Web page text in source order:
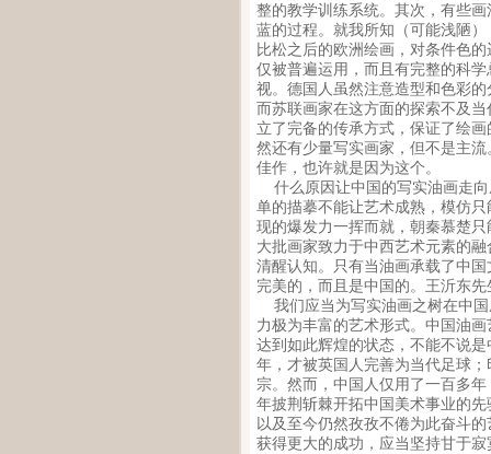
整的教学训练系统。其次，有些
蓝的过程。就我所知（可能浅陋
比松之后的欧洲绘画，对条件色
仅被普遍运用，而且有完整的科
视。德国人虽然注意造型和色彩
而苏联画家在这方面的探索不及
立了完备的传承方式，保证了绘
然还有少量写实画家，但不是主
佳作，也许就是因为这个。
什么原因让中国的写实油画走向
单的描摹不能让艺术成熟，模仿
现的爆发力一挥而就，朝秦慕楚
大批画家致力于中西艺术元素的
清醒认知。只有当油画承载了中
完美的，而且是中国的。王沂东
我们应当为写实油画之树在中国
力极为丰富的艺术形式。中国油
达到如此辉煌的状态，不能不说
年，才被英国人完善为当代足球
宗。然而，中国人仅用了一百多
年披荆斩棘开拓中国美术事业的
以及至今仍然孜孜不倦为此奋斗
获得更大的成功，应当坚持甘于